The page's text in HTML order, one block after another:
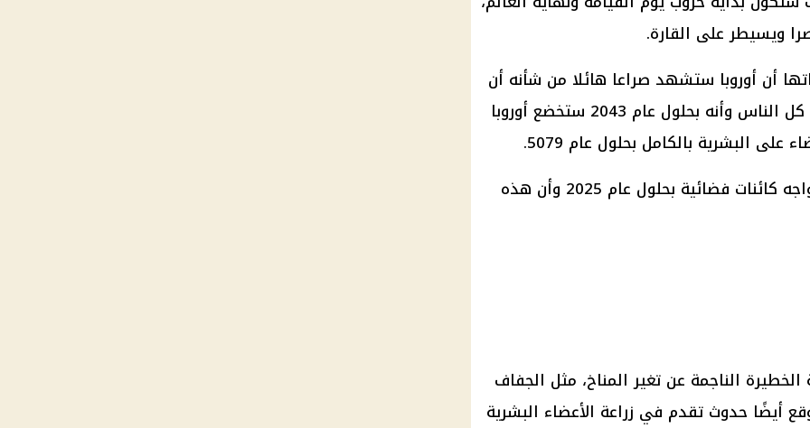
ويسيطر على القارة.
أن أوروبا ستشهد صراعا هائلا من شأنه أن
يدمر القارة بأكملها، لكن لن يموت كل الناس وأنه بحلول عام 2043 ستخضع أوروبا
البشرية بالكامل بحلول عام 5079.
كما توقعت بابا فانجا أن الأرض ستواجه كائنات فضائية بحلول عام 2025 وأن هذه
الخطيرة الناجمة عن تغير المناخ، مثل الجفاف
أيضًا حدوث تقدم في زراعة الأعضاء البشرية